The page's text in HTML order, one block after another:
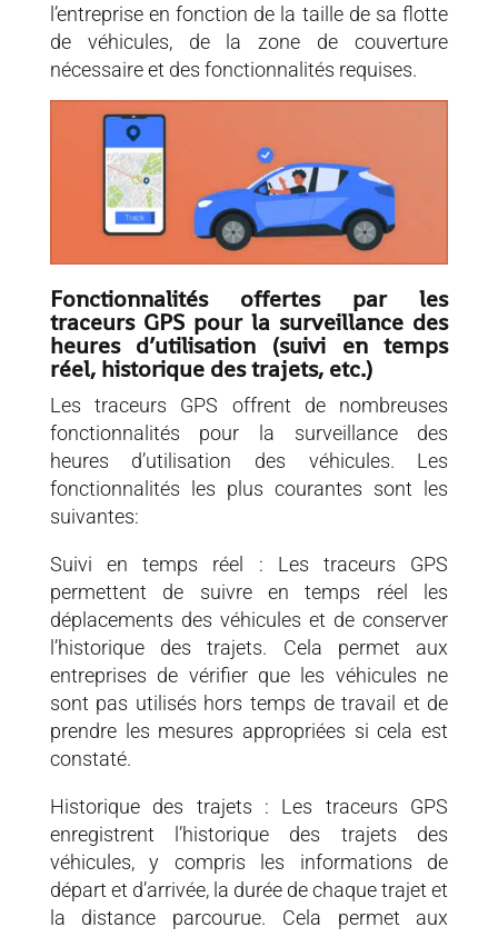
l’entreprise en fonction de la taille de sa flotte
de véhicules, de la zone de couverture
nécessaire et des fonctionnalités requises.
Fonctionnalités offertes par les
traceurs GPS pour la surveillance des
heures d’utilisation (suivi en temps
réel, historique des trajets, etc.)
Les traceurs GPS offrent de nombreuses
fonctionnalités pour la surveillance des
heures d’utilisation des véhicules. Les
fonctionnalités les plus courantes sont les
suivantes:
Suivi en temps réel : Les traceurs GPS
permettent de suivre en temps réel les
déplacements des véhicules et de conserver
l’historique des trajets. Cela permet aux
entreprises de vérifier que les véhicules ne
sont pas utilisés hors temps de travail et de
prendre les mesures appropriées si cela est
constaté.
Historique des trajets : Les traceurs GPS
enregistrent l’historique des trajets des
véhicules, y compris les informations de
départ et d’arrivée, la durée de chaque trajet et
la distance parcourue. Cela permet aux